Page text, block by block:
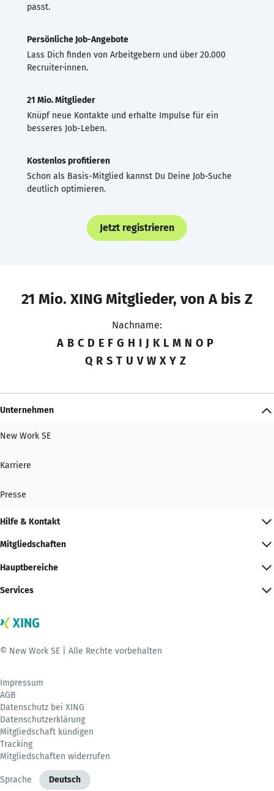
passt.
Persönliche Job-Angebote
Lass Dich finden von Arbeitgebern und über 20.000
Recruiter·innen.
21 Mio. Mitglieder
Knüpf neue Kontakte und erhalte Impulse für ein
besseres Job-Leben.
Kostenlos profitieren
Schon als Basis-Mitglied kannst Du Deine Job-Suche
deutlich optimieren.
Jetzt registrieren
21 Mio. XING Mitglieder, von A bis Z
Nachname:
A B C D E F G H I J K L M N O P
Q R S T U V W X Y Z
Unternehmen
New Work SE
Karriere
Presse
Hilfe & Kontakt
Mitgliedschaften
Hauptbereiche
Services
© New Work SE | Alle Rechte vorbehalten
Impressum
AGB
Datenschutz bei XING
Datenschutzerklärung
Mitgliedschaft kündigen
Tracking
Mitgliedschaften widerrufen
Sprache Deutsch